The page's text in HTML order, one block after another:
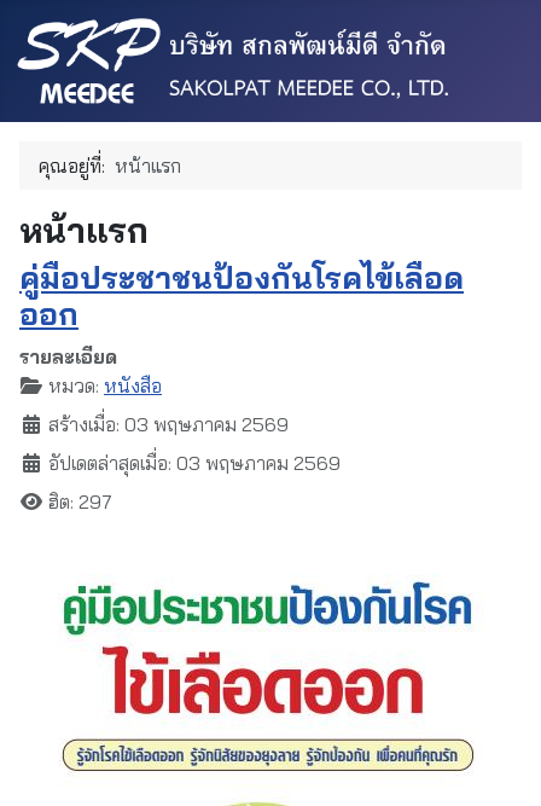
คุณอยู่ที่: หน้าแรก
หน้าแรก
คู่มือประชาชนป้องกันโรคไข้เลือด
ออก
รายละเอียด
หมวด: หนังสือ
สร้างเมื่อ: 03 พฤษภาคม 2569
อัปเดตล่าสุดเมื่อ: 03 พฤษภาคม 2569
ฮิต: 297